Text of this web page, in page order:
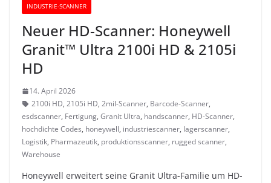
INDUSTRIE-SCANNER
Neuer HD-Scanner: Honeywell
Granit™ Ultra 2100i HD & 2105i
HD
14. April 2026
2100i HD, 2105i HD, 2mil-Scanner, Barcode-Scanner,
esdscanner, Fertigung, Granit Ultra, handscanner, HD-Scanner,
hochdichte Codes, honeywell, industriescanner, lagerscanner,
Logistik, Pharmazeutik, produktionsscanner, rugged scanner,
Warehouse
Honeywell erweitert seine Granit Ultra-Familie um HD-